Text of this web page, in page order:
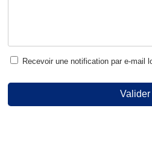
Recevoir une notification par e-mail
Valider